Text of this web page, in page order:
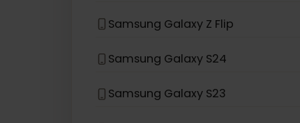
eSIM互換デバイス
Samsung Galaxy Z Fold3 5G
Samsung Galaxy Z Flip 5G